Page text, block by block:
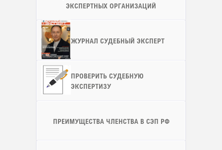
ЭКСПЕРТНЫХ ОРГАНИЗАЦИЙ
ЖУРНАЛ СУДЕБНЫЙ ЭКСПЕРТ
ПРОВЕРИТЬ СУДЕБНУЮ
ЭКСПЕРТИЗУ
ПРЕИМУЩЕСТВА ЧЛЕНСТВА В СЭП РФ